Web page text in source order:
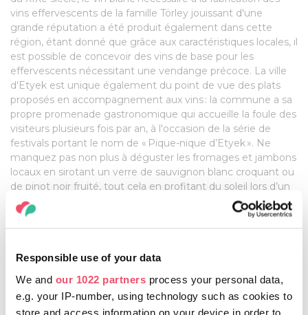
Responsible use of your data
We and our 1022 partners process your personal data,
e.g. your IP-number, using technology such as cookies to
store and access information on your device in order to
vins effervescents de la famille Törley jouissant d'une
grande réputation a été produit également dans cette
région, étant donné que grâce aux caractéristiques locales, il
est possible de concevoir des vins de base pour les
effervescents nécessitant une vendange précoce. La ville
d'Etyek est unique également du point de vue des plats
proposés en accompagnement aux vins : la commune a sa
propre promenade gastronomique qui accueille la foule des
visiteurs plusieurs fois par an, à l'occasion de la série de
festivals portant le nom de « Pique-nique d’Etyek ». Ne
manquez pas non plus à déguster les fromages et jambons
locaux en sirotant un verre de sauvignon blanc croquant ou
de pinot noir fruité, tout cela en profitant du soleil lors d’un
pique-nique parmi les rangées de vignes pour une
expérience inoubliable ! En vous baladant à Etyek, il est
extérieurs, équipé de technologies modernes qui a été
cinématographique hongroise.